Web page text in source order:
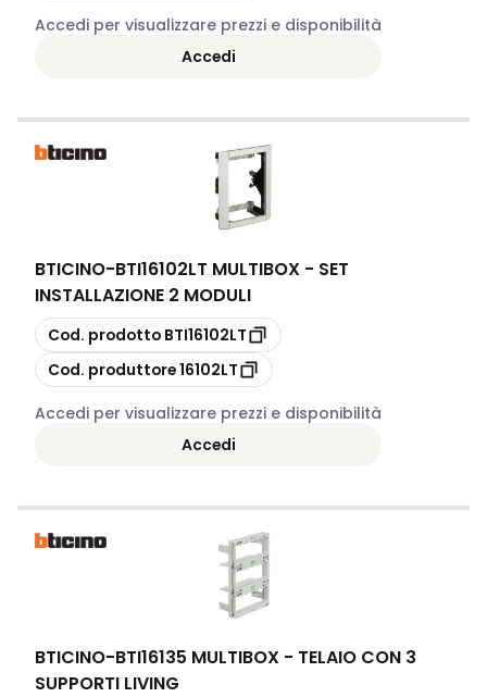
Accedi per visualizzare prezzi e disponibilità
Accedi
BTICINO-BTI16102LT MULTIBOX - SET
INSTALLAZIONE 2 MODULI
copia
Cod. prodotto BTI16102LT
copia
Cod. produttore16102LT
Accedi per visualizzare prezzi e disponibilità
Accedi
BTICINO-BTI16135 MULTIBOX - TELAIO CON 3
SUPPORTI LIVING